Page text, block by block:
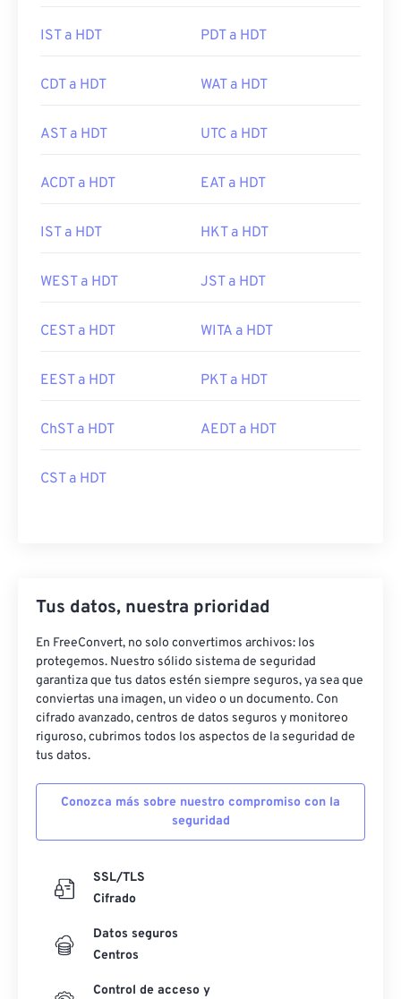
IST a HDT PDT a HDT
CDT a HDT WAT a HDT
AST a HDT UTC a HDT
ACDT a HDT EAT a HDT
IST a HDT HKT a HDT
WEST a HDT JST a HDT
CEST a HDT WITA a HDT
EEST a HDT PKT a HDT
ChST a HDT AEDT a HDT
CST a HDT
Tus datos, nuestra prioridad
En FreeConvert, no solo convertimos archivos: los
protegemos. Nuestro sólido sistema de seguridad
garantiza que tus datos estén siempre seguros, ya sea que
conviertas una imagen, un video o un documento. Con
cifrado avanzado, centros de datos seguros y monitoreo
riguroso, cubrimos todos los aspectos de la seguridad de
tus datos.
Conozca más sobre nuestro compromiso con la
seguridad
SSL/TLS
Cifrado
Datos seguros
Centros
Control de acceso y